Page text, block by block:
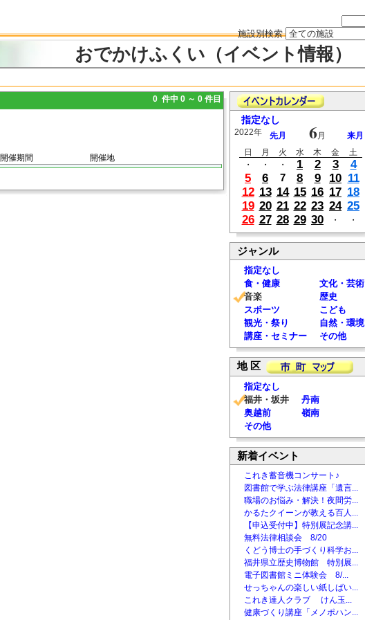
施設別検索
おでかけふくい（イベント情報）
0 件中 0 ～ 0 件目
開催期間 開催地
指定なし
2022年 先月 6月
来月
日
月 火 水 木 金
土
・
・ ・ 1 2 3
4
5
6 7 8 9 10 11
12 13 14 15 16 17 18
19 20 21 22 23 24 25
26 27 28 29 30 ・ ・
ジャンル
指定なし
食・健康
文化・芸術
音楽
歴史
スポーツ
こども
観光・祭り
自然・環境
講座・セミナー
その他
地 区
指定なし
福井・坂井
丹南
奥越前
嶺南
その他
新着イベント
これき蓄音機コンサート♪
図書館で学ぶ法律講座「遺言...
職場のお悩み・解決！夜間労...
かるたクイーンが教える百人...
【申込受付中】特別展記念講...
無料法律相談会 8/20
くどう博士の手づくり科学お...
福井県立歴史博物館 特別展...
電子図書館ミニ体験会 8/...
せっちゃんの楽しい紙しばい...
これき達人クラブ けん玉...
健康づくり講座「メノポハン...